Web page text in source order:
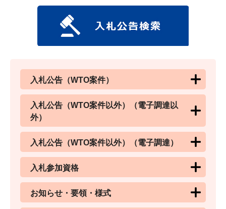
入札公告（WTO案件）
入札公告（WTO案件以外）（電子調達以
外）
入札公告（WTO案件以外）（電子調達）
入札参加資格
お知らせ・要領・様式